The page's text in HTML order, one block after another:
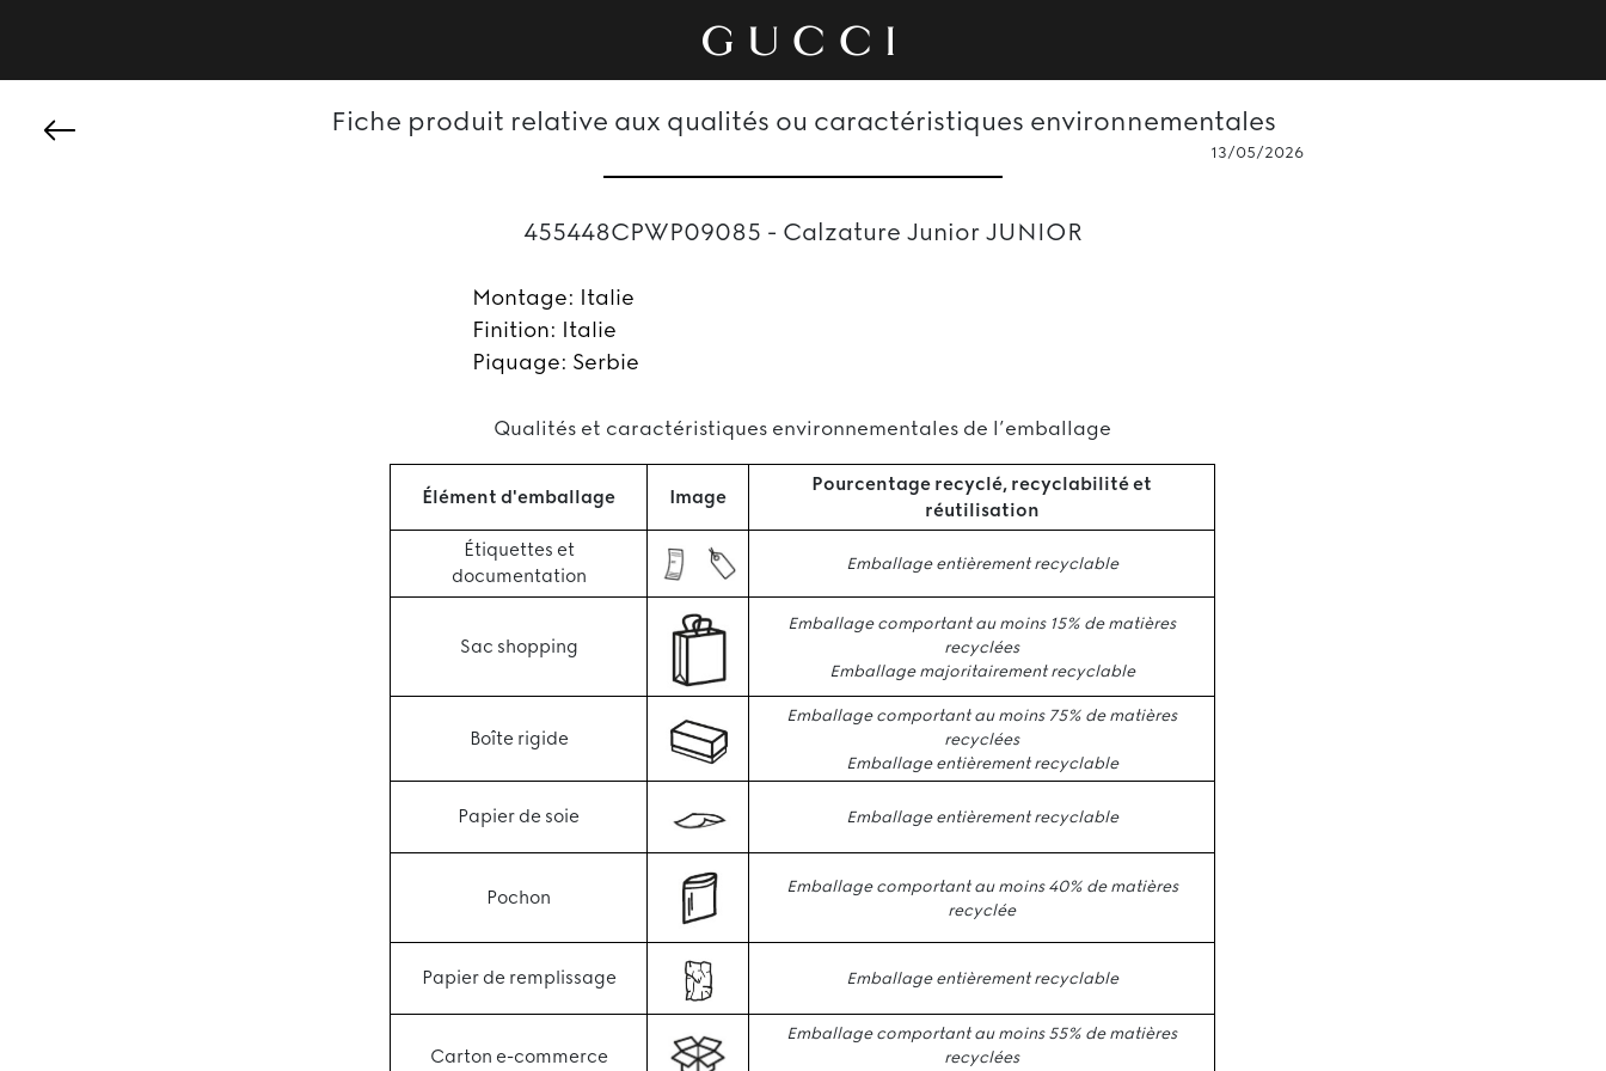
Fiche produit relative aux qualités ou caractéristiques environnementales
13/05/2026
455448CPWP09085 - Calzature Junior JUNIOR
Montage: Italie
Finition: Italie
Piquage: Serbie
Qualités et caractéristiques environnementales de l’emballage
Élément d'emballage Image
Pourcentage recyclé, recyclabilité et
réutilisation
Étiquettes et
documentation
Emballage entièrement recyclable
Sac shopping
Emballage comportant au moins 15% de matières
recyclées
Emballage majoritairement recyclable
Boîte rigide
Emballage comportant au moins 75% de matières
recyclées
Emballage entièrement recyclable
Papier de soie Emballage entièrement recyclable
Pochon
Emballage comportant au moins 40% de matières
recyclée
Papier de remplissage Emballage entièrement recyclable
Carton e-commerce
Emballage comportant au moins 55% de matières
recyclées